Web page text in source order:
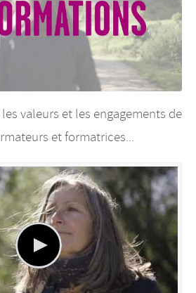
valeurs et les engagements de
et formatrices...